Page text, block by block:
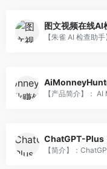
图文视频在线AI
【朱雀 AI 检查助
【产品简介】：
ChatGPT-Plus
【简介】：